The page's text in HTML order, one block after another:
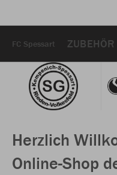
FC Spessart ZUBEHÖR
Herzlich
Online-Shop